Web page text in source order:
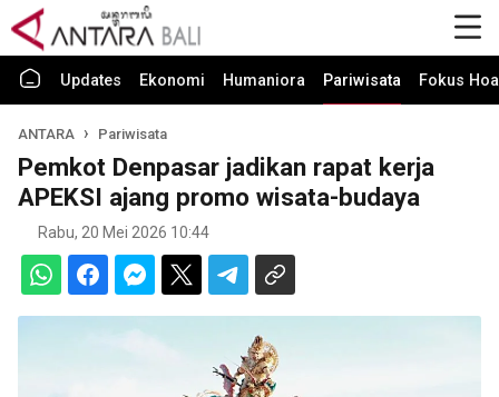
Updates Ekonomi Humaniora Pariwisata Fokus
ANTARA Pariwisata
Pemkot Denpasar jadikan rapat kerja
APEKSI ajang promo wisata-budaya
Rabu, 20 Mei 2026 10:44